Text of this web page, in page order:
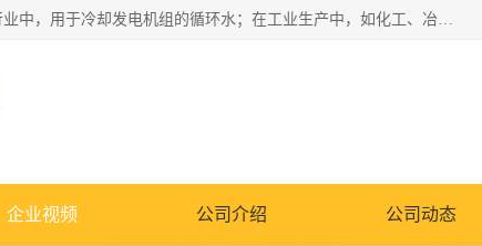
冷却塔广泛应用于工业、电力行业、空调系统等领域。在电力行业中，用于冷却发电机组的循环水；在工业生产中，如化工、冶金等行业，可降低生产过程中产生的热量；在空调系统中，为空调设备提供冷却水源
企业视频 公司介绍 公司动态